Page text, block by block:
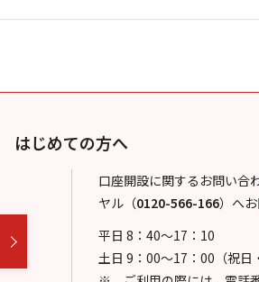
はじめての方へ
口座開設に関するお問い合
ヤル （0120-566-166） へ
平日 8：40～17：10
土日 9：00～17：00（祝日